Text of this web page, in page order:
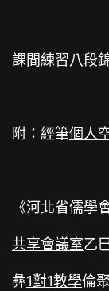
課間練習八段
附：經筆個人
《河北省儒學
共享會議室乙
彝1對1教學倫聚